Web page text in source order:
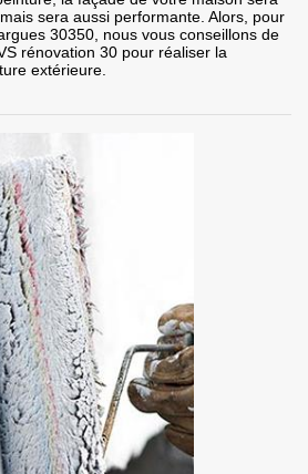
sera aussi performante. Alors, pour
30350, nous vous conseillons de
rénovation 30 pour réaliser la
extérieure.